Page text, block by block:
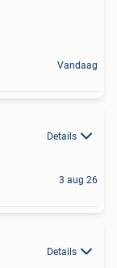
Vandaag
Details
3 aug 26
Details